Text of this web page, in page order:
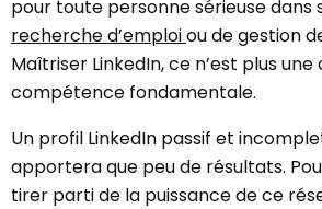
pour toute personne sérieuse dans
recherche d’emploiou de gestion
Maîtriser LinkedIn, ce n’est plus une
compétence fondamentale.
Un profil LinkedIn passif et
apportera que peu de résultats.
tirer parti de la puissance de ce